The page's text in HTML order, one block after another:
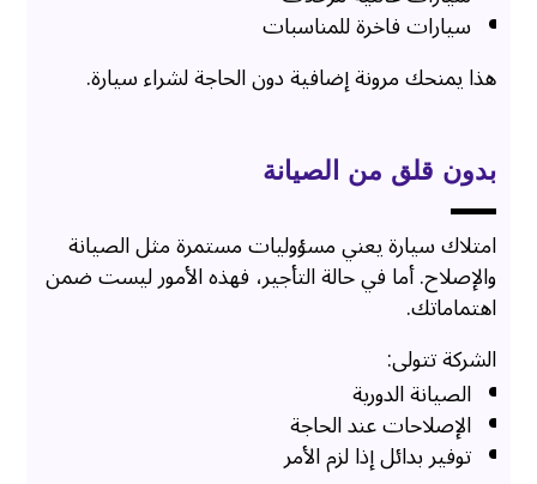
سيارات فاخرة للمناسبات
هذا يمنحك مرونة إضافية دون الحاجة لشراء سيارة.
بدون قلق من الصيانة
امتلاك سيارة يعني مسؤوليات مستمرة مثل الصيانة
والإصلاح. أما في حالة التأجير، فهذه الأمور ليست ضمن
اهتماماتك.
الشركة تتولى:
الصيانة الدورية
الإصلاحات عند الحاجة
توفير بدائل إذا لزم الأمر